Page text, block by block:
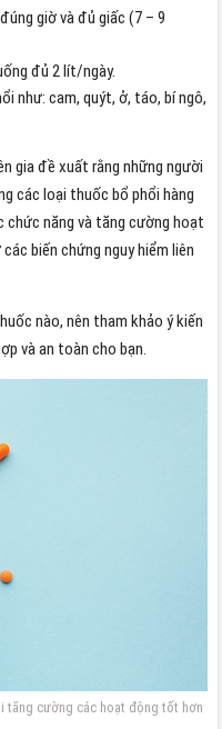
giờ và đủ giấc (7 – 9
đủ 2 lít/ngày.
như: cam, quýt, ở, táo, bí ngô,
gia đề xuất rằng những người
các loại thuốc bổ phổi hàng
chức năng và tăng cường hoạt
biến chứng nguy hiểm liên
nào, nên tham khảo ý kiến
và an toàn cho bạn.
tăng cường các hoạt động tốt hơn